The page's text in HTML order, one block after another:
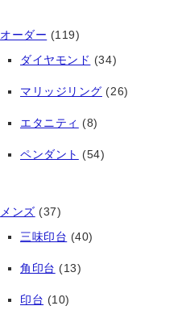
オーダー (119)
ダイヤモンド (34)
マリッジリング (26)
エタニティ (8)
ペンダント (54)
メンズ (37)
三味印台 (40)
角印台 (13)
印台 (10)